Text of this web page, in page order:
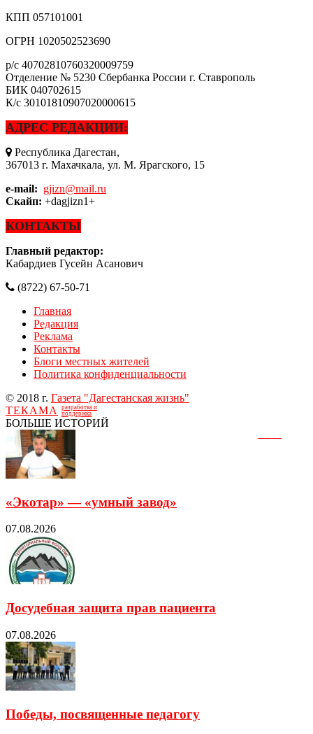
КПП 057101001
ОГРН 1020502523690
р/с 40702810760320009759
Отделение № 5230 Сбербанка России г. Ставрополь
БИК 040702615
К/с 30101810907020000615
АДРЕС РЕДАКЦИИ:
Республика Дагестан,
367013 г. Махачкала, ул. М. Ярагского, 15
e-mail: gjizn@mail.ru
Скайп: +dagjizn1+
КОНТАКТЫ
Главный редактор:
Кабардиев Гусейн Асанович
(8722) 67-50-71
Главная
Редакция
Реклама
Контакты
Блоги местных жителей
Политика конфиденциальности
© 2018 г. Газета "Дагестанская жизнь"
ТЕКАМА
разработка и
поддержка
БОЛЬШЕ ИСТОРИЙ
«Экотар» — «умный завод»
07.08.2026
Досудебная защита прав пациента
07.08.2026
Победы, посвященные педагогу